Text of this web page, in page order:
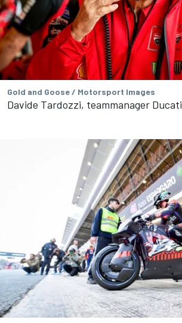
Gold and Goose / Motorsport Images
Davide Tardozzi, teammanager Ducati